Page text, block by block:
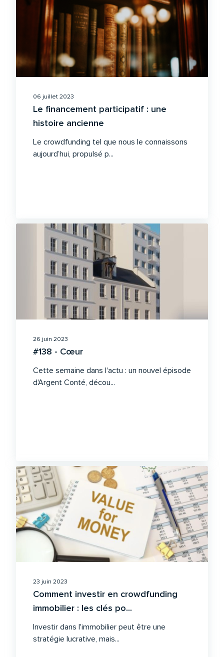
06 juillet 2023
Le financement participatif : une
histoire ancienne
Le crowdfunding tel que nous le connaissons
aujourd’hui, propulsé p...
26 juin 2023
#138 - Cœur
Cette semaine dans l'actu : un nouvel épisode
d'Argent Conté, décou...
23 juin 2023
Comment investir en crowdfunding
immobilier : les clés po...
Investir dans l'immobilier peut être une
stratégie lucrative, mais...